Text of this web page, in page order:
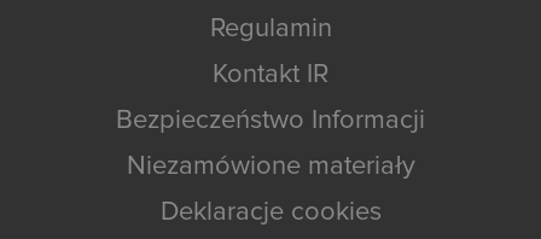
Regulamin
Kontakt IR
Bezpieczeństwo Informacji
Niezamówione materiały
Deklaracje cookies